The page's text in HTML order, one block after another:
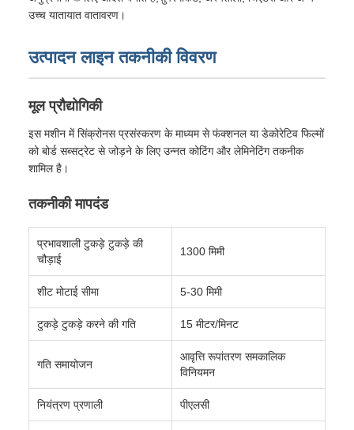
उच्च यातायात वातावरण।
उत्पादन लाइन तकनीकी विवरण
मूल प्रौद्योगिकी
इस मशीन में सिंक्रोनस प्रसंस्करण के माध्यम से फंक्शनल या डेकोरेटिव फिल्मों
को बोर्ड सब्सट्रेट से जोड़ने के लिए उन्नत कोटिंग और लेमिनेटिंग तकनीक
शामिल है।
तकनीकी मापदंड
प्रभावशाली टुकड़े टुकड़े की
चौड़ाई
1300 मिमी
शीट मोटाई सीमा 5-30 मिमी
टुकड़े टुकड़े करने की गति 15 मीटर/मिनट
गति समायोजन
आवृत्ति रूपांतरण समकालिक
विनियमन
नियंत्रण प्रणाली पीएलसी